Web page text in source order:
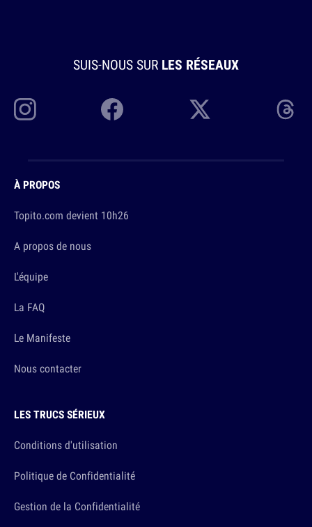
SUIS-NOUS SUR LES RÉSEAUX
À PROPOS
Topito.com devient 10h26
A propos de nous
L'équipe
La FAQ
Le Manifeste
Nous contacter
LES TRUCS SÉRIEUX
Conditions d'utilisation
Politique de Confidentialité
Gestion de la Confidentialité